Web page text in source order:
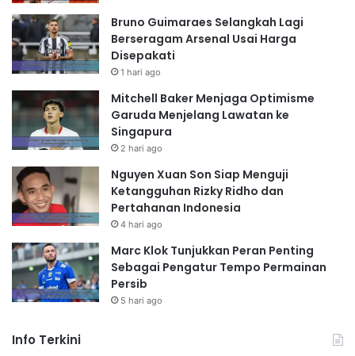
Bruno Guimaraes Selangkah Lagi
Berseragam Arsenal Usai Harga
Disepakati
1 hari ago
Mitchell Baker Menjaga Optimisme
Garuda Menjelang Lawatan ke
Singapura
2 hari ago
Nguyen Xuan Son Siap Menguji
Ketangguhan Rizky Ridho dan
Pertahanan Indonesia
4 hari ago
Marc Klok Tunjukkan Peran Penting
Sebagai Pengatur Tempo Permainan
Persib
5 hari ago
Info Terkini